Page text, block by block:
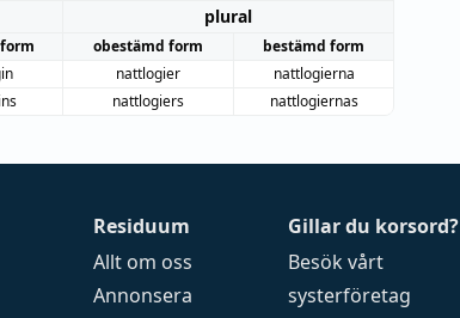
plural
obestämd form
bestämd form
nattlogier
nattlogierna
nattlogiers nattlogiernas
Residuum
Allt om oss
Annonsera
Gillar du korsord?
Besök vårt
systerföretag